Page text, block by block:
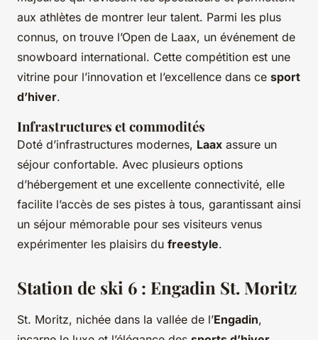
aux athlètes de montrer leur talent. Parmi les plus
connus, on trouve l’Open de Laax, un événement de
snowboard international. Cette compétition est une
vitrine pour l’innovation et l’excellence dans ce sport
d’hiver.
Infrastructures et commodités
Doté d’infrastructures modernes, Laax assure un
séjour confortable. Avec plusieurs options
d’hébergement et une excellente connectivité, elle
facilite l’accès de ses pistes à tous, garantissant ainsi
un séjour mémorable pour ses visiteurs venus
expérimenter les plaisirs du freestyle.
Station de ski 6 : Engadin St. Moritz
St. Moritz, nichée dans la vallée de l’Engadin,